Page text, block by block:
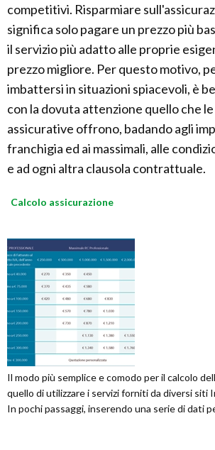
competitivi. Risparmiare
significa solo pagare un prezzo più
il servizio più adatto alle proprie
prezzo migliore. Per questo motivo,
imbattersi in situazioni spiacevoli, è
con la dovuta attenzione quello che
assicurative offrono, badando agli
franchigia ed ai massimali, alle
e ad ogni altra clausola contrattuale.
Calcolo assicurazione
Il modo più semplice e comodo per il calcolo
quello di utilizzare i servizi forniti da diversi
In pochi passaggi, inserendo una serie di dati